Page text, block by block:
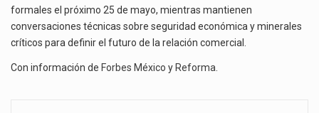
formales el próximo 25 de mayo, mientras mantienen
conversaciones técnicas sobre seguridad económica y minerales
críticos para definir el futuro de la relación comercial.
Con información de Forbes México y Reforma.